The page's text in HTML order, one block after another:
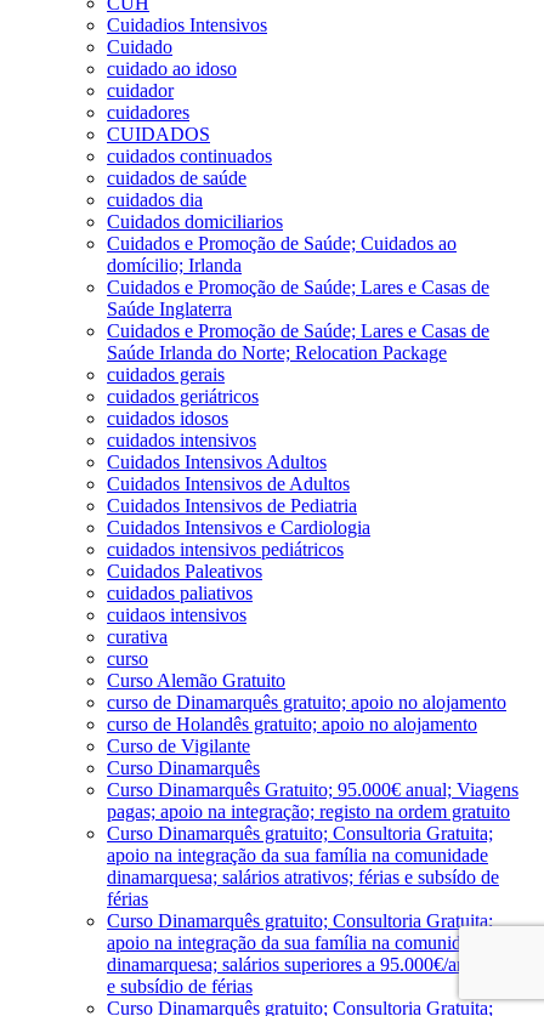
Cuidadios Intensivos
Cuidado
cuidado ao idoso
cuidador
cuidadores
CUIDADOS
cuidados continuados
cuidados de saúde
cuidados dia
Cuidados domiciliarios
Cuidados e Promoção de Saúde; Cuidados ao
domícilio; Irlanda
Cuidados e Promoção de Saúde; Lares e Casas de
Saúde Inglaterra
Cuidados e Promoção de Saúde; Lares e Casas de
Saúde Irlanda do Norte; Relocation Package
cuidados gerais
cuidados geriátricos
cuidados idosos
cuidados intensivos
Cuidados Intensivos Adultos
Cuidados Intensivos de Adultos
Cuidados Intensivos de Pediatria
Cuidados Intensivos e Cardiologia
cuidados intensivos pediátricos
Cuidados Paleativos
cuidados paliativos
cuidaos intensivos
curativa
curso
Curso Alemão Gratuito
curso de Dinamarquês gratuito; apoio no alojamento
curso de Holandês gratuito; apoio no alojamento
Curso de Vigilante
Curso Dinamarquês
Curso Dinamarquês Gratuito; 95.000€ anual; Viagens
pagas; apoio na integração; registo na ordem gratuito
Curso Dinamarquês gratuito; Consultoria Gratuita;
apoio na integração da sua família na comunidade
dinamarquesa; salários atrativos; férias e subsído de
férias
Curso Dinamarquês gratuito; Consultoria Gratuita;
apoio na integração da sua família na comunidade
dinamarquesa; salários superiores a 95.000€/ano; férias
e subsídio de férias
Curso Dinamarquês gratuito; Consultoria Gratuita;